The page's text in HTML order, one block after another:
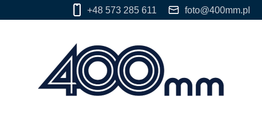
+48 573 285 611 foto@400mm.pl